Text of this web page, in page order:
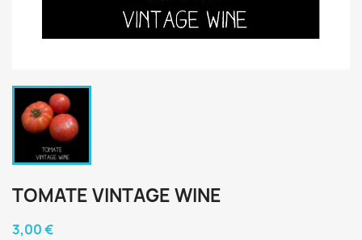
TOMATE VINTAGE WINE
3,00 €